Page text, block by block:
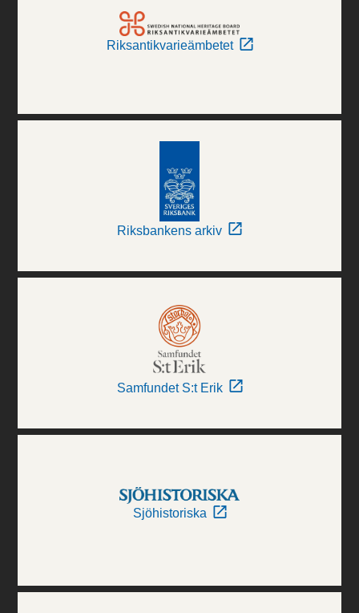
Riksantikvarieämbetet
Riksbankens arkiv
Samfundet S:t Erik
Sjöhistoriska